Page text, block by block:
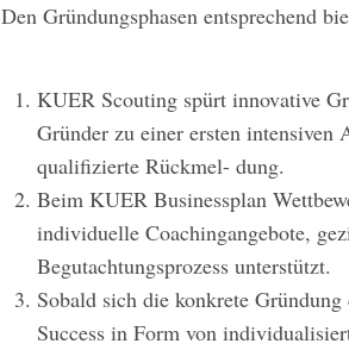
Den Gründungsphasen entsprechend
KUER Scouting spürt innovative
Gründer zu einer ersten intensiven
qualifizierte Rückmel- dung.
Beim KUER Businessplan
individuelle Coachingangebote,
Begutachtungsprozess unterstützt.
Sobald sich die konkrete
Success in Form von